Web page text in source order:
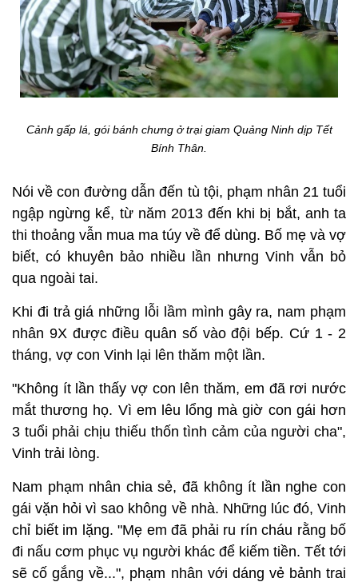
Cảnh gấp lá, gói bánh chưng ở trại giam Quảng Ninh dịp Tết
Bính Thân.
Nói về con đường dẫn đến tù tội, phạm nhân 21 tuổi
ngập ngừng kể, từ năm 2013 đến khi bị bắt, anh ta
thi thoảng vẫn mua ma túy về để dùng. Bố mẹ và vợ
biết, có khuyên bảo nhiều lần nhưng Vinh vẫn bỏ
qua ngoài tai.
Khi đi trả giá những lỗi lầm mình gây ra, nam phạm
nhân 9X được điều quân số vào đội bếp. Cứ 1 - 2
tháng, vợ con Vinh lại lên thăm một lần.
"Không ít lần thấy vợ con lên thăm, em đã rơi nước
mắt thương họ. Vì em lêu lổng mà giờ con gái hơn
3 tuổi phải chịu thiếu thốn tình cảm của người cha",
Vinh trải lòng.
Nam phạm nhân chia sẻ, đã không ít lần nghe con
gái vặn hỏi vì sao không về nhà. Những lúc đó, Vinh
chỉ biết im lặng. "Mẹ em đã phải ru rín cháu rằng bố
đi nấu cơm phục vụ người khác để kiếm tiền. Tết tới
sẽ cố gắng về...", phạm nhân với dáng vẻ bảnh trai